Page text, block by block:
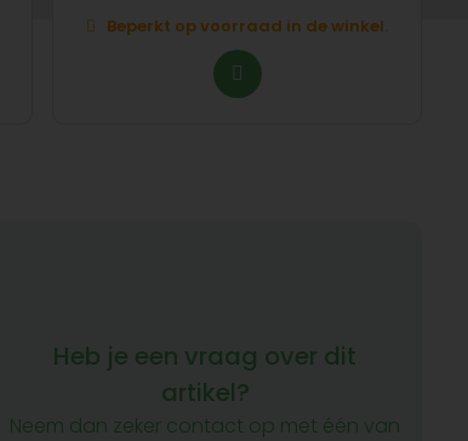
Beperkt op voorraad in de winkel.
Heb je een vraag over dit
artikel?
Neem dan zeker contact op met één van